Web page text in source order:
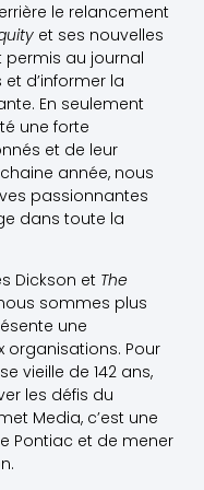
le relancement
et ses nouvelles
au journal
d’informer la
En seulement
une forte
et de leur
année, nous
passionnantes
dans toute la
Dickson et The
sommes plus
une
organisations. Pour
vieille de 142 ans,
les défis du
Media, c’est une
Pontiac et de mener